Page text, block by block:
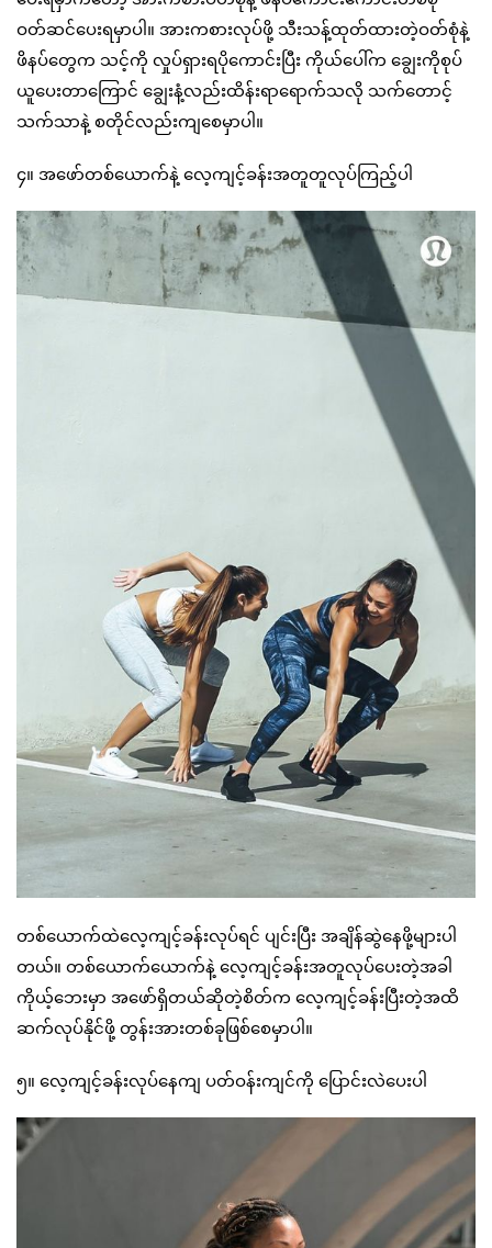
ဝတ်ဆင်ပေးရမှာပါ။ အားကစားလုပ်ဖို့ သီးသန့်ထုတ်ထားတဲ့ဝတ်စုံနဲ့
ဖိနပ်တွေက သင့်ကို လှုပ်ရှားရပိုကောင်းပြီး ကိုယ်ပေါ်က ချွေးကိုစုပ်
ယူပေးတာကြောင် ချွေးနံ့လည်းထိန်းရာရောက်သလို သက်တောင့်
သက်သာနဲ့ စတိုင်လည်းကျစေမှာပါ။
၄။ အဖော်တစ်ယောက်နဲ့ လေ့ကျင့်ခန်းအတူတူလုပ်ကြည့်ပါ
တစ်ယောက်ထဲလေ့ကျင့်ခန်းလုပ်ရင် ပျင်းပြီး အချိန်ဆွဲနေဖို့များပါ
တယ်။ တစ်ယောက်ယောက်နဲ့ လေ့ကျင့်ခန်းအတူလုပ်ပေးတဲ့အခါ
ကိုယ့်ဘေးမှာ အဖော်ရှိတယ်ဆိုတဲ့စိတ်က လေ့ကျင့်ခန်းပြီးတဲ့အထိ
ဆက်လုပ်နိုင်ဖို့ တွန်းအားတစ်ခုဖြစ်စေမှာပါ။
၅။ လေ့ကျင့်ခန်းလုပ်နေကျ ပတ်ဝန်းကျင်ကို ပြောင်းလဲပေးပါ